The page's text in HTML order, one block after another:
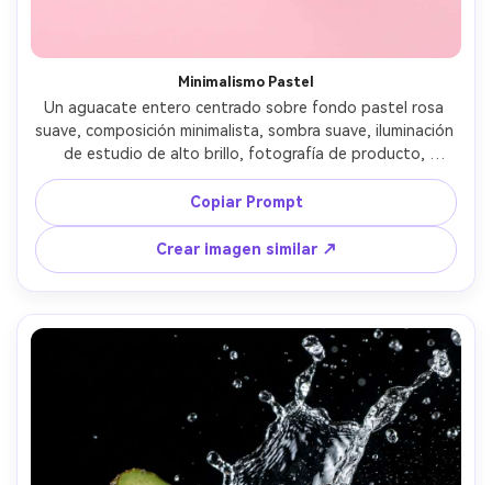
Minimalismo Pastel
Un aguacate entero centrado sobre fondo pastel rosa
suave, composición minimalista, sombra suave, iluminación
de estudio de alto brillo, fotografía de producto,
tomada con lente de 85mm, bordes definidos y textura
natural de la piel, estética moderna minimalista, alta
resolución --ar 4:5
Copiar Prompt
Crear imagen similar ↗